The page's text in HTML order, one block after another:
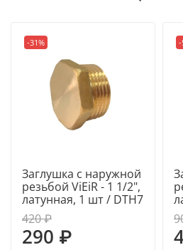
-31%
Заглушка с наружной
резьбой ViEiR - 1 1/2",
латунная, 1 шт / DTH7
420 ₽
290 ₽
-